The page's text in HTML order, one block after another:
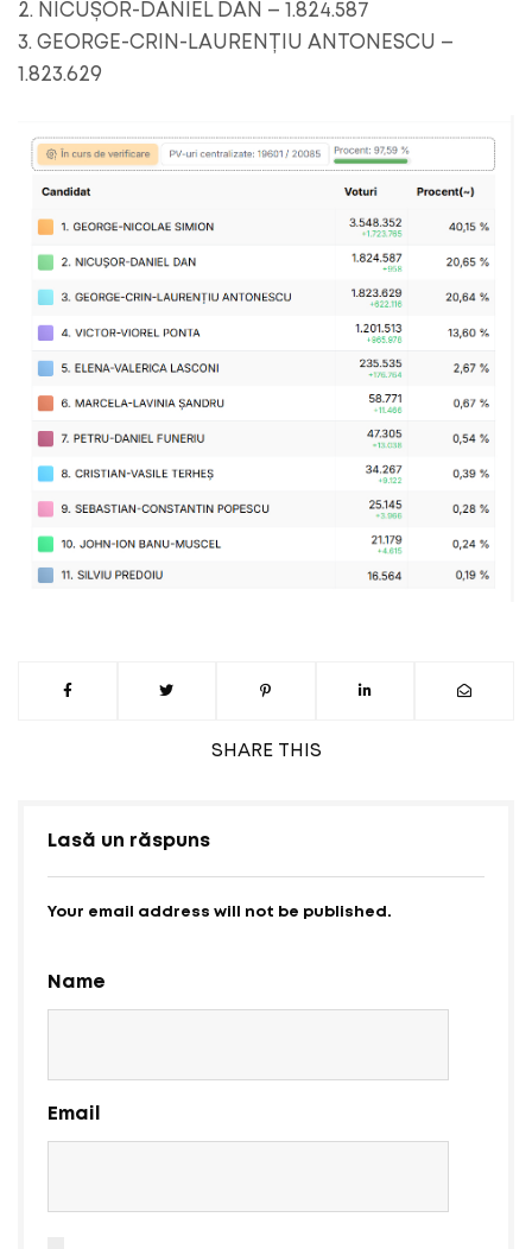
SHARE THIS
2. NICUȘOR-DANIEL DAN – 1.824.587
3. GEORGE-CRIN-LAURENȚIU ANTONESCU –
1.823.629
Lasă un răspuns
Your email address will not be published.
Name
Email